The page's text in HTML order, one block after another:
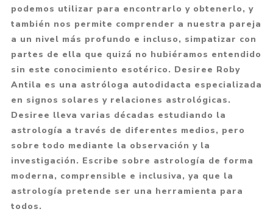
podemos utilizar para encontrarlo y obtenerlo, y
también nos permite comprender a nuestra pareja
a un nivel más profundo e incluso, simpatizar con
partes de ella que quizá no hubiéramos entendido
sin este conocimiento esotérico. Desiree Roby
Antila es una astróloga autodidacta especializada
en signos solares y relaciones astrológicas.
Desiree lleva varias décadas estudiando la
astrología a través de diferentes medios, pero
sobre todo mediante la observación y la
investigación. Escribe sobre astrología de forma
moderna, comprensible e inclusiva, ya que la
astrología pretende ser una herramienta para
todos.